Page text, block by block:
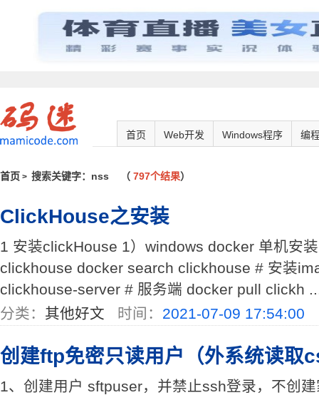
首页 Web开发 Windows程序 编
首页 > 搜索关键字：nss （ 797个结果）
ClickHouse之安装
1 安装clickHouse 1）windows docker 单机安
clickhouse docker search clickhouse # 安装
clickhouse-server # 服务端 docker pull clickh
分类： 其他好文 时间： 2021-07-09 17:54:00
创建ftp免密只读用户（外系统读取
1、创建用户 sftpuser，并禁止ssh登录，不创